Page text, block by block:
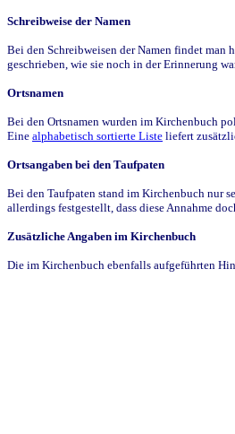
Schreibweise der Namen
Bei den Schreibweisen der Namen findet man
geschrieben, wie sie noch in der Erinnerung
Ortsnamen
Bei den Ortsnamen wurden im Kirchenbuch
Eine alphabetisch sortierte Liste liefert
Ortsangaben bei den Taufpaten
Bei den Taufpaten stand im Kirchenbuch nur
allerdings festgestellt, dass diese Annahme
Zusätzliche Angaben im Kirchenbuch
Die im Kirchenbuch ebenfalls aufgeführten